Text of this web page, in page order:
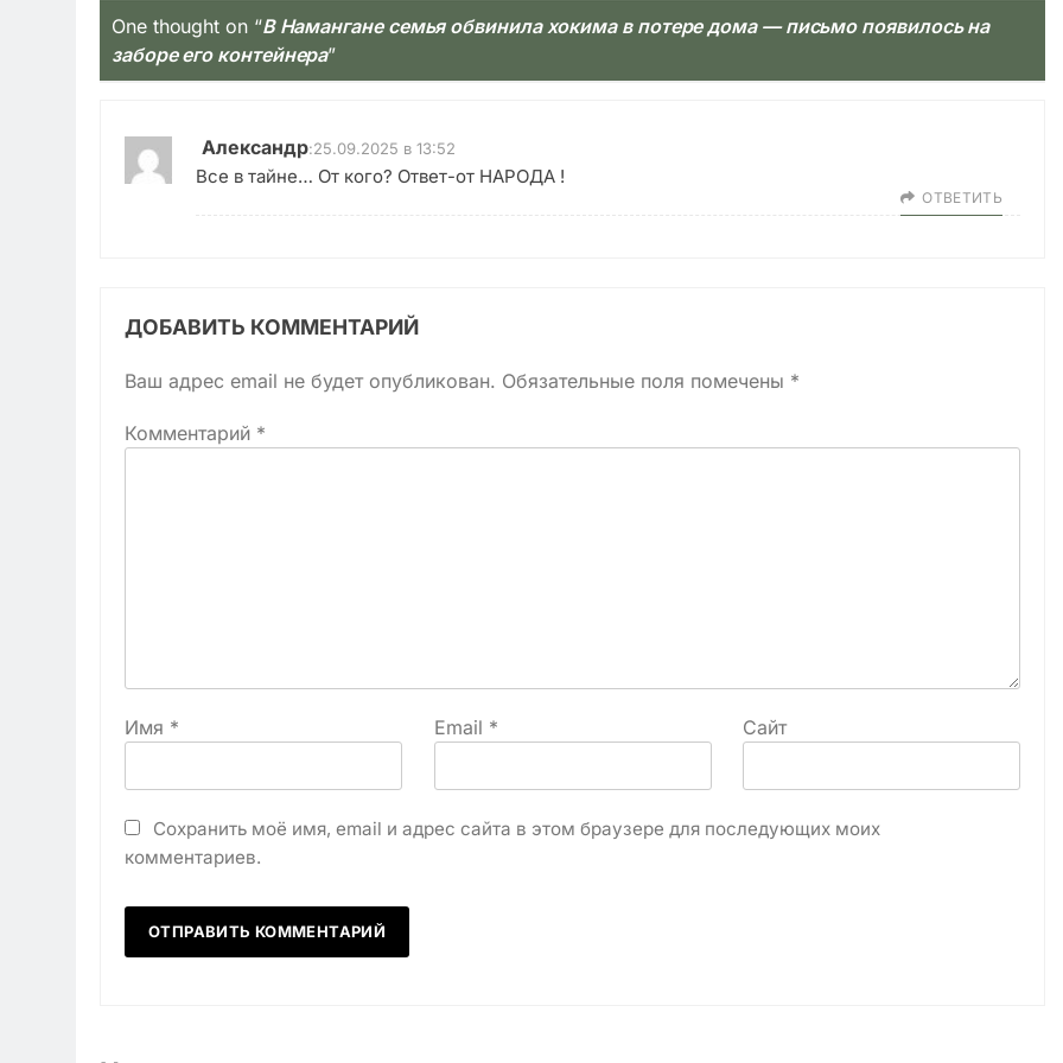
One thought on “В Намангане семья обвинила хокима в потере дома — письмо появилось на
заборе его контейнера”
Александр:25.09.2025 в 13:52
Все в тайне… От кого? Ответ-от НАРОДА !
ОТВЕТИТЬ
ДОБАВИТЬ КОММЕНТАРИЙ
Ваш адрес email не будет опубликован. Обязательные поля помечены *
Комментарий *
Имя * Email * Сайт
Сохранить моё имя, email и адрес сайта в этом браузере для последующих моих
комментариев.